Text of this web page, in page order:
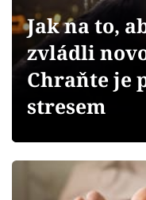
Přihlášení
Sledujte nás
Jak na to,
zvládli
Chraňte je
stresem